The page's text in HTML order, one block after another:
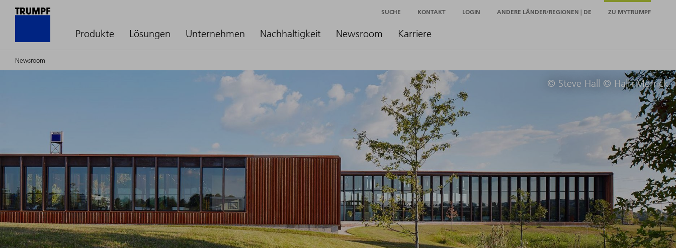
Produkte Lösungen Unternehmen Nachhaltigkeit Newsroom Karriere
SUCHE KONTAKT LOGIN ANDERE LÄNDER/REGIONEN | DE ZU MYTRUMPF
Newsroom
© Steve Hall © Hall+Merrick